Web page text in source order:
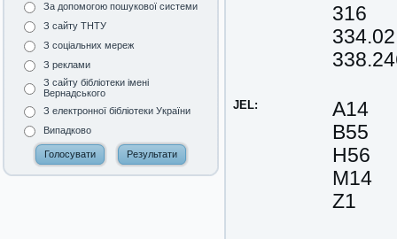
За допомогою пошукової системи
З сайту ТНТУ
З соціальних мереж
З реклами
З сайту бібліотеки імені
Вернадського
З електронної бібліотеки України
Випадково
316
334.02
JEL:
A14
В55
H56
M14
Z1